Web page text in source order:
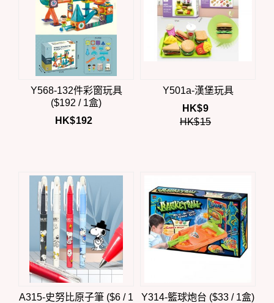
Y568-132件彩窗玩具
($192 / 1盒)
HK$192
Y501a-漢堡玩具
HK$9
HK$15
A315-史努比原子筆 ($6 / 1
Y314-籃球炮台 ($33 / 1盒)